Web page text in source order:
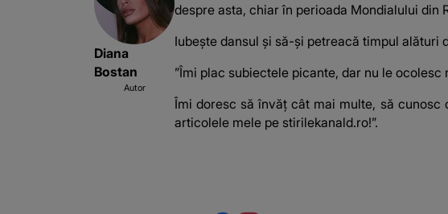
Diana
Bostan
Autor
despre asta, chiar în perioada Mondialului din
Iubește dansul și să-și petreacă timpul alături
”Îmi plac subiectele picante, dar nu le ocolesc
Îmi doresc să învăț cât mai multe, să
articolele mele pe stirilekanald.ro!”.